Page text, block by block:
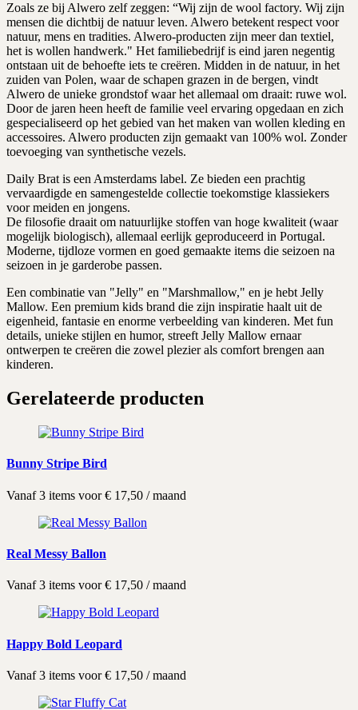
Zoals ze bij Alwero zelf zeggen: “Wij zijn de wool factory. Wij zijn
mensen die dichtbij de natuur leven. Alwero betekent respect voor
natuur, mens en tradities. Alwero-producten zijn meer dan textiel,
het is wollen handwerk." Het familiebedrijf is eind jaren negentig
ontstaan uit de behoefte iets te creëren. Midden in de natuur, in het
zuiden van Polen, waar de schapen grazen in de bergen, vindt
Alwero de unieke grondstof waar het allemaal om draait: ruwe wol.
Door de jaren heen heeft de familie veel ervaring opgedaan en zich
gespecialiseerd op het gebied van het maken van wollen kleding en
accessoires. Alwero producten zijn gemaakt van 100% wol. Zonder
toevoeging van synthetische vezels.
Daily Brat is een Amsterdams label. Ze bieden een prachtig
vervaardigde en samengestelde collectie toekomstige klassiekers
voor meiden en jongens.
De filosofie draait om natuurlijke stoffen van hoge kwaliteit (waar
mogelijk biologisch), allemaal eerlijk geproduceerd in Portugal.
Moderne, tijdloze vormen en goed gemaakte items die seizoen na
seizoen in je garderobe passen.
Een combinatie van "Jelly" en "Marshmallow," en je hebt Jelly
Mallow. Een premium kids brand die zijn inspiratie haalt uit de
eigenheid, fantasie en enorme verbeelding van kinderen. Met fun
details, unieke stijlen en humor, streeft Jelly Mallow ernaar
ontwerpen te creëren die zowel plezier als comfort brengen aan
kinderen.
Gerelateerde producten
Bunny Stripe Bird
Vanaf 3 items voor€ 17,50 / maand
Real Messy Ballon
Vanaf 3 items voor€ 17,50 / maand
Happy Bold Leopard
Vanaf 3 items voor€ 17,50 / maand